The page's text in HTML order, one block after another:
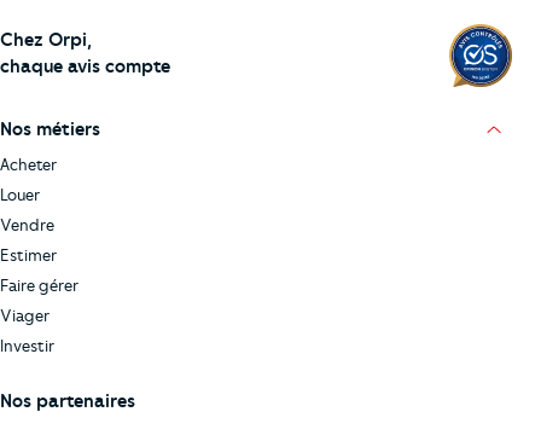
Chez Orpi,
chaque avis compte
Nos métiers
Acheter
Louer
Vendre
Estimer
Faire gérer
Viager
Investir
Nos partenaires